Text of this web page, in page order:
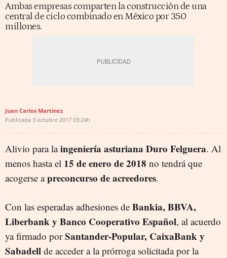
Ambas empresas comparten la construcción de una
central de ciclo combinado en México por 350
millones.
Juan Carlos Martinez
Publicada 3 octubre 2017 03:24h
Alivio para laingeniería asturiana Duro Felguera. Al
menos hasta el 15 de enero de 2018 no tendrá que
acogerse apreconcurso de acreedores.
Con las esperadas adhesiones de Bankia, BBVA,
Liberbank y Banco Cooperativo Español, al acuerdo
ya firmado porSantander-Popular, CaixaBank y
Sabadell de acceder a la prórroga solicitada por la